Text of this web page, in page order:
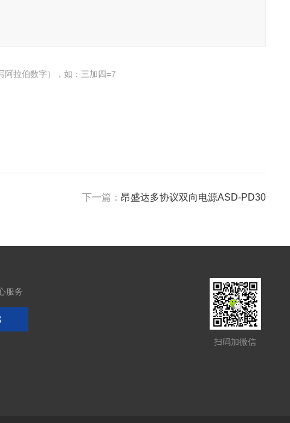
阿拉伯数字），如：三加四=7
下一篇： 昂盛达多协议双向电源ASD-PD30
服务
扫码加微信